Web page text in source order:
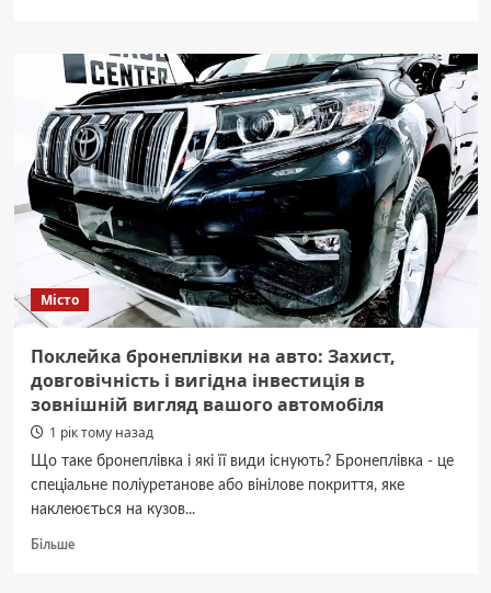
ліга:
«Ворскла»
здобуває
вольову
перемогу
над
ФК «Фенікс-
Маріуполь»
Місто
Поклейка бронеплівки на авто: Захист,
довговічність і вигідна інвестиція в
зовнішній вигляд вашого автомобіля
1 рік тому назад
Що таке бронеплівка і які її види існують? Бронеплівка - це
спеціальне поліуретанове або вінілове покриття, яке
наклеюється на кузов...
БільшеДокладніше